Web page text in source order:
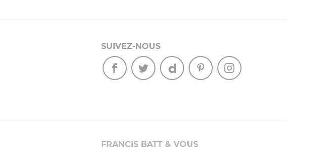
SUIVEZ-NOUS
FRANCIS BATT & VOUS